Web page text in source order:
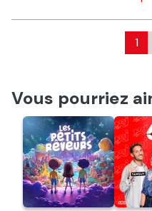
1
Vous pourriez